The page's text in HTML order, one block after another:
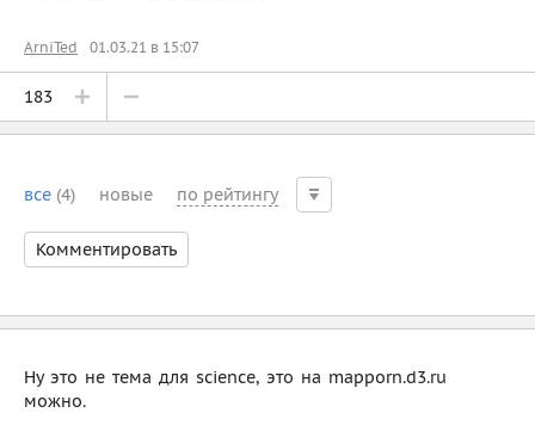
ArniTed 01.03.21 в 15:07
183
все (4) новые по рейтингу
Комментировать
Ну это не тема для science, это на mapporn.d3.ru
можно.